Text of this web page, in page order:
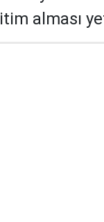
alması